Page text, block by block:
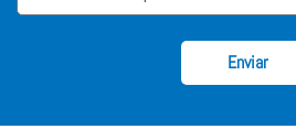
Enviar